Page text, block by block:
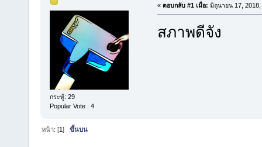
กระทู้: 29
Popular Vote : 4
« ตอบกลับ #1 เมื่อ: มิถุนายน 17, 2018,
สภาพดีจัง
หน้า: [1]ขึ้นบน